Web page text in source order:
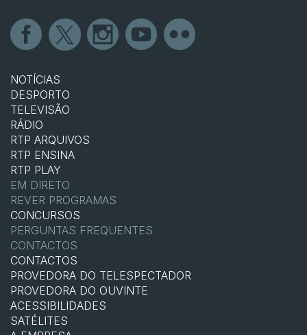
NOTÍCIAS
DESPORTO
TELEVISÃO
RÁDIO
RTP ARQUIVOS
RTP ENSINA
RTP PLAY
EM DIRETO
REVER PROGRAMAS
CONCURSOS
PERGUNTAS FREQUENTES
CONTACTOS
CONTACTOS
PROVEDORA DO TELESPECTADOR
PROVEDORA DO OUVINTE
ACESSIBILIDADES
SATÉLITES